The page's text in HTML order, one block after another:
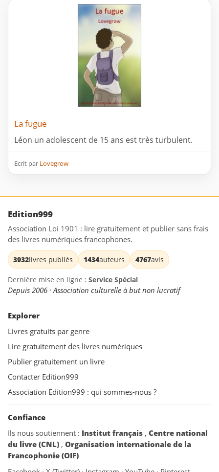
La fugue
Léon un adolescent de 15 ans est très turbulent.
Ecrit par Lovegrow
Edition999
Association Loi 1901 : lire gratuitement et publier sans frais
des livres numériques francophones.
3932livres publiés 1434auteurs 4767avis
Dernière mise en ligne : Service Spécial
Depuis 2006 · Association culturelle à but non lucratif
Explorer
Livres gratuits par genre
Lire gratuitement des livres numériques
Publier gratuitement un livre
Contacter Edition999
Association Edition999 : qui sommes-nous ?
Confiance
Ils nous soutiennent : Institut français , Centre national
du livre (CNL) , Organisation internationale de la
Francophonie (OIF)